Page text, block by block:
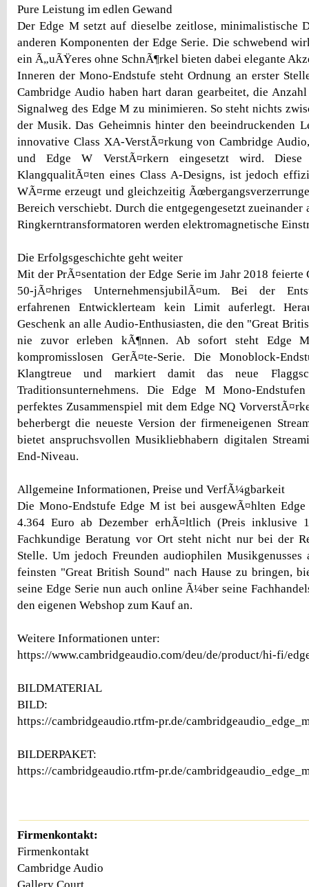
Pure Leistung im edlen Gewand
Der Edge M setzt auf dieselbe zeitlose, minimalistische
anderen Komponenten der Edge Serie. Die schwebend
ein Ã„uÃŸeres ohne SchnÃ¶rkel bieten dabei elegante
Inneren der Mono-Endstufe steht Ordnung an erster
Cambridge Audio haben hart daran gearbeitet, die
Signalweg des Edge M zu minimieren. So steht nichts
der Musik. Das Geheimnis hinter den beeindruckenden
innovative Class XA-VerstÃ¤rkung von Cambridge
und Edge W VerstÃ¤rkern eingesetzt wird.
KlangqualitÃ¤ten eines Class A-Designs, ist jedoch
WÃ¤rme erzeugt und gleichzeitig
Bereich verschiebt. Durch die entgegengesetzt zueinander
Ringkerntransformatoren werden elektromagnetische
Die Erfolgsgeschichte geht weiter
Mit der PrÃ¤sentation der Edge Serie im Jahr 2018 feierte
50-jÃ¤hriges UnternehmensjubilÃ¤um. Bei der
erfahrenen Entwicklerteam kein Limit auferlegt.
Geschenk an alle Audio-Enthusiasten, die den "Great
nie zuvor erleben kÃ¶nnen. Ab sofort steht Edge
kompromisslosen GerÃ¤te-Serie. Die Monoblock-
Klangtreue und markiert damit das neue
Traditionsunternehmens. Die Edge M Mono-
perfektes Zusammenspiel mit dem Edge NQ
beherbergt die neueste Version der firmeneigenen
bietet anspruchsvollen Musikliebhabern digitalen
End-Niveau.
Allgemeine Informationen, Preise und VerfÃ¼gbarkeit
Die Mono-Endstufe Edge M ist bei ausgewÃ¤hlten
4.364 Euro ab Dezember erhÃ¤ltlich (Preis inklusive
Fachkundige Beratung vor Ort steht nicht nur bei der
Stelle. Um jedoch Freunden audiophilen Musikgenusses
feinsten "Great British Sound" nach Hause zu bringen,
seine Edge Serie nun auch online Ã¼ber seine
den eigenen Webshop zum Kauf an.
Weitere Informationen unter:
https://www.cambridgeaudio.com/deu/de/product/hi-fi/
BILDMATERIAL
BILD:
https://cambridgeaudio.rtfm-pr.de/
BILDERPAKET:
https://cambridgeaudio.rtfm-pr.de/
Firmenkontakt:
Firmenkontakt
Cambridge Audio